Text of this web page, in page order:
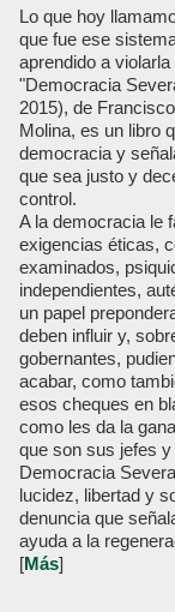
Lo que hoy
que fue ese
aprendido a
"Democracia
2015), de
Molina, es un libro
democracia y
que sea justo y
control.
A la democracia le
exigencias éticas,
examinados,
independientes,
un papel
deben influir y,
gobernantes,
acabar, como
esos cheques en
como les da la
que son sus jefes
Democracia
lucidez, libertad y
denuncia que
ayuda a la
[Más]